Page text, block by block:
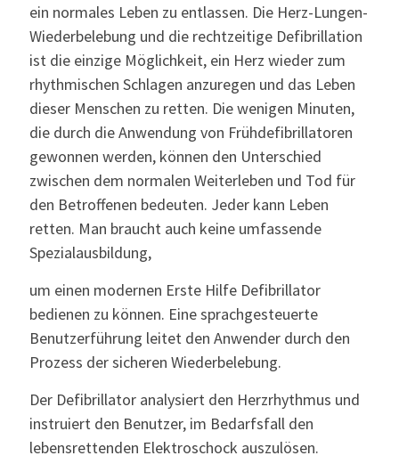
ein normales Leben zu entlassen. Die Herz-Lungen-
Wiederbelebung und die rechtzeitige Defibrillation
ist die einzige Möglichkeit, ein Herz wieder zum
rhythmischen Schlagen anzuregen und das Leben
dieser Menschen zu retten. Die wenigen Minuten,
die durch die Anwendung von Frühdefibrillatoren
gewonnen werden, können den Unterschied
zwischen dem normalen Weiterleben und Tod für
den Betroffenen bedeuten. Jeder kann Leben
retten. Man braucht auch keine umfassende
Spezialausbildung,
um einen modernen Erste Hilfe Defibrillator
bedienen zu können. Eine sprachgesteuerte
Benutzerführung leitet den Anwender durch den
Prozess der sicheren Wiederbelebung.
Der Defibrillator analysiert den Herzrhythmus und
instruiert den Benutzer, im Bedarfsfall den
lebensrettenden Elektroschock auszulösen.